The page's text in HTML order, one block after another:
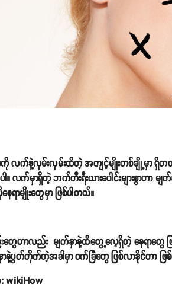
ကို လက်နဲ့လှမ်းလှမ်းထိတဲ့ အကျင့်မျိုးတစ်ချို့မှာ ရှိတ
။ လက်မှာရှိတဲ့ ဘက်တီးရီးယားပေါင်းများစွာဟာ မ
ရာမျိုးတွေမှာ ဖြစ်ပါတယ်။
းတွေဟာလည်း မျက်နှာနဲ့ထိတွေ့လေ့ရှိတဲ့ နေရာတွေ ဖ
ာနဲ့ပွတ်တိုက်တဲ့အခါမှာ ဝက်ခြံတွေ ဖြစ်လာနိုင်တာ ဖြ
wikiHow